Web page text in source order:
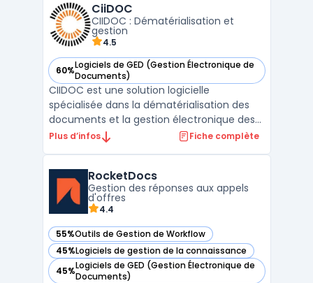
aux TPE, PME et grandes entreprises
souhaitant intégrer un d ...
CiiDOC
CIIDOC : Dématérialisation et
gestion
4.5
60%Logiciels de GED (Gestion Électronique de
Documents)
— voir CiiDOC dans cette catégorie
CIIDOC est une solution logicielle
spécialisée dans la dématérialisation des
documents et la gestion électronique des
dossiers de fabrication. Développé par
régulés tels que la pharmaceutique, la
chimie, et l'agroaliment ...
Plus d’infos Fiche complète
RocketDocs
Gestion des réponses aux appels
d'offres
4.4
55%Outils de Gestion de Workflow
— voir RocketDocs dans cette catégorie
45%Logiciels de gestion de la connaissance
— voir RocketDocs dans cette catégorie
45%Logiciels de GED (Gestion Électronique de
Documents)
— voir RocketDocs dans cette catégorie